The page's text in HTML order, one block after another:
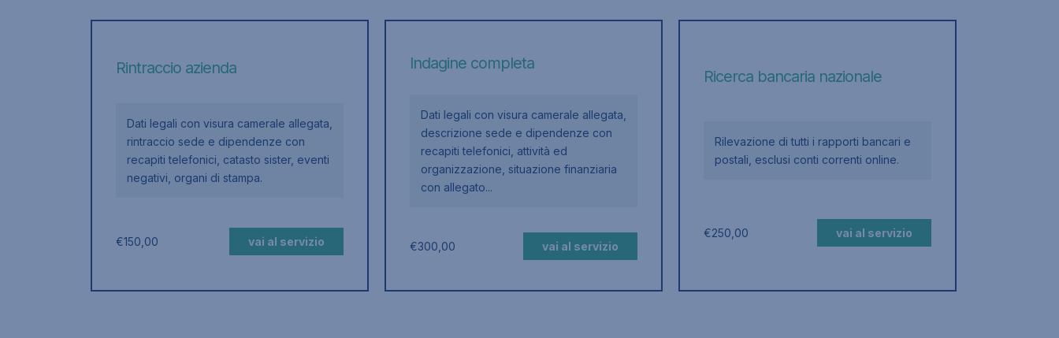
Rintraccio azienda
Dati legali con visura camerale allegata,
rintraccio sede e dipendenze con
recapiti telefonici, catasto sister, eventi
negativi, organi di stampa.
€150,00 vai al servizio
Indagine completa
Dati legali con visura camerale allegata,
descrizione sede e dipendenze con
recapiti telefonici, attività ed
organizzazione, situazione finanziaria
con allegato...
€300,00 vai al servizio
Ricerca bancaria nazionale
Rilevazione di tutti i rapporti bancari e
postali, esclusi conti correnti online.
€250,00 vai al servizio